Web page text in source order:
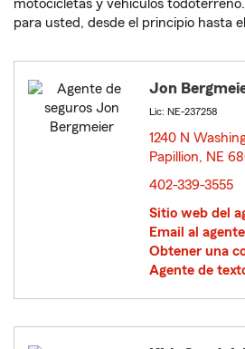
motocicletas y vehículos
para usted, desde el principio hasta
Jon
Lic: NE-237258
1240 N
Papillion, NE
402-339-3555
Sitio web del
Email al agente
Obtener una
Agente de